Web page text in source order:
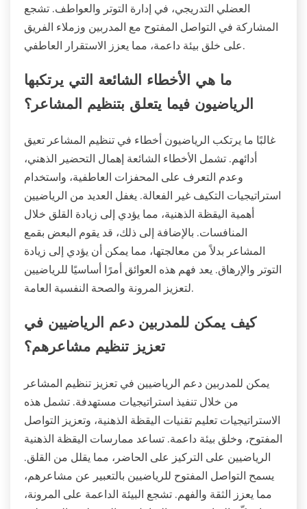
العضلي التدريجي، في إدارة التوتر والعواطف. تشجع
المشاركة في التواصل المفتوح مع المدربين وزملاء الفريق
على خلق بيئة داعمة، مما يعزز الاستقرار العاطفي.
ما هي الأخطاء الشائعة التي يرتكبها
الرياضيون فيما يتعلق بتنظيم المشاعر؟
غالبًا ما يرتكب الرياضيون أخطاء في تنظيم المشاعر تعيق
أدائهم. تشمل الأخطاء الشائعة إهمال التحضير الذهني،
وعدم التعرف على المحفزات العاطفية، واستخدام
استراتيجيات التكيف غير الفعالة. يغفل العديد من الرياضيين
أهمية اليقظة الذهنية، مما يؤدي إلى زيادة القلق خلال
المنافسات. بالإضافة إلى ذلك، قد يقوم البعض بقمع
المشاعر بدلاً من معالجتها، مما يمكن أن يؤدي إلى زيادة
التوتر والإرهاق. يعد فهم هذه العوائق أمرًا أساسيًا للرياضيين
لتعزيز المرونة والصحة النفسية العامة.
كيف يمكن للمدربين دعم الرياضيين في
تعزيز تنظيم مشاعرهم؟
يمكن للمدربين دعم الرياضيين في تعزيز تنظيم المشاعر
من خلال تنفيذ استراتيجيات مستهدفة. تشمل هذه
الاستراتيجيات تعليم تقنيات اليقظة الذهنية، وتعزيز التواصل
المفتوح، وخلق بيئة داعمة. تساعد ممارسات اليقظة الذهنية
الرياضيين على التركيز على الحاضر، مما يقلل من القلق.
يسمح التواصل المفتوح للرياضيين بالتعبير عن مشاعرهم،
مما يعزز الثقة والفهم. تشجع البيئة الداعمة على المرونة،